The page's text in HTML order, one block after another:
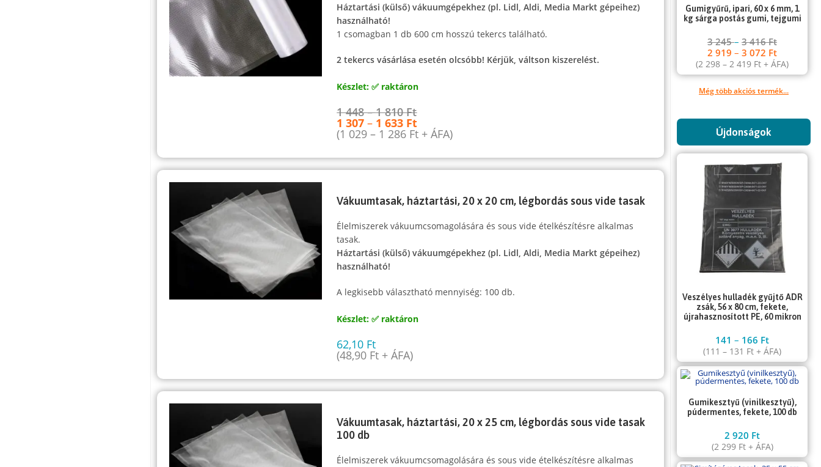
Háztartási (külső) vákuumgépekhez (pl. Lidl, Aldi, Media Markt gépeihez)
használható!
1 csomagban 1 db 600 cm hosszú tekercs található.
2 tekercs vásárlása esetén olcsóbb! Kérjük, váltson kiszerelést.
Készlet: ✅ raktáron
1 448–1 810Ft
1 307– 1 633 Ft
(1 029– 1 286 Ft + ÁFA)
Vákuumtasak, háztartási, 20 x 20 cm, légbordás sous vide tasak
Élelmiszerek vákuumcsomagolására és sous vide ételkészítésre alkalmas
tasak.
Háztartási (külső) vákuumgépekhez (pl. Lidl, Aldi, Media Markt gépeihez)
használható!
A legkisebb választható mennyiség: 100 db.
Készlet: ✅ raktáron
62,10 Ft
(48,90 Ft + ÁFA)
Vákuumtasak, háztartási, 20 x 25 cm, légbordás sous vide tasak
100 db
Élelmiszerek vákuumcsomagolására és sous vide ételkészítésre alkalmas
Gumigyűrű, ipari, 60 x 6 mm, 1
kg sárga postás gumi, tejgumi
3 245–3 416Ft
2 919–3 072 Ft
(2 298– 2 419 Ft + ÁFA)
Még több akciós termék...
Újdonságok
Veszélyes hulladék gyűjtő ADR
zsák, 56 x 80 cm, fekete,
újrahasznosított PE, 60 mikron
141– 166 Ft
(111– 131 Ft + ÁFA)
Gumikesztyű (vinilkesztyű),
púdermentes, fekete, 100 db
2 920 Ft
(2 299 Ft+ ÁFA)